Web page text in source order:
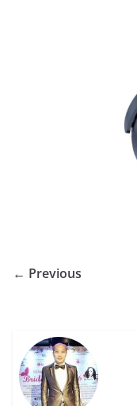
← Previous